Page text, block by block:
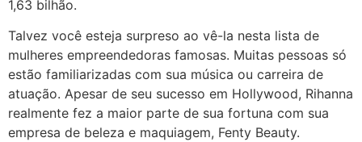
1,63 bilhão.
Talvez você esteja surpreso ao vê-la nesta lista de
mulheres empreendedoras famosas. Muitas pessoas só
estão familiarizadas com sua música ou carreira de
atuação. Apesar de seu sucesso em Hollywood, Rihanna
realmente fez a maior parte de sua fortuna com sua
empresa de beleza e maquiagem, Fenty Beauty.